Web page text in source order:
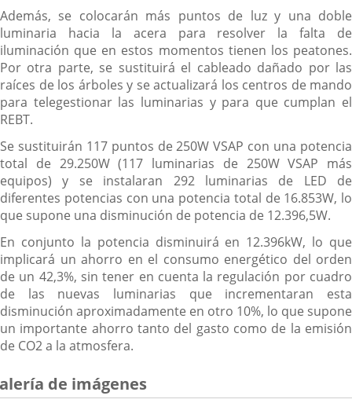
Además, se colocarán más puntos de luz y una doble
luminaria hacia la acera para resolver la falta de
iluminación que en estos momentos tienen los peatones.
Por otra parte, se sustituirá el cableado dañado por las
raíces de los árboles y se actualizará los centros de mando
para telegestionar las luminarias y para que cumplan el
REBT.
Se sustituirán 117 puntos de 250W VSAP con una potencia
total de 29.250W (117 luminarias de 250W VSAP más
equipos) y se instalaran 292 luminarias de LED de
diferentes potencias con una potencia total de 16.853W, lo
que supone una disminución de potencia de 12.396,5W.
En conjunto la potencia disminuirá en 12.396kW, lo que
implicará un ahorro en el consumo energético del orden
de un 42,3%, sin tener en cuenta la regulación por cuadro
de las nuevas luminarias que incrementaran esta
disminución aproximadamente en otro 10%, lo que supone
un importante ahorro tanto del gasto como de la emisión
de CO2 a la atmosfera.
de imágenes